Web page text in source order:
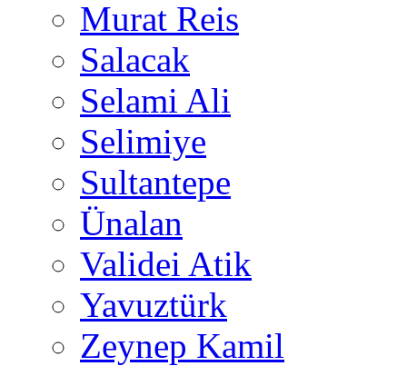
Murat Reis
Salacak
Selami Ali
Selimiye
Sultantepe
Ünalan
Validei Atik
Yavuztürk
Zeynep Kamil